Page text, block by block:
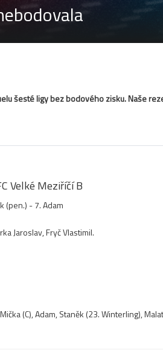
šesté ligy bez bodového zisku. Naše
Velké Meziříčí B
(pen.) - 7. Adam
Jaroslav, Fryč Vlastimil.
(C), Adam, Staněk (23. Winterling),